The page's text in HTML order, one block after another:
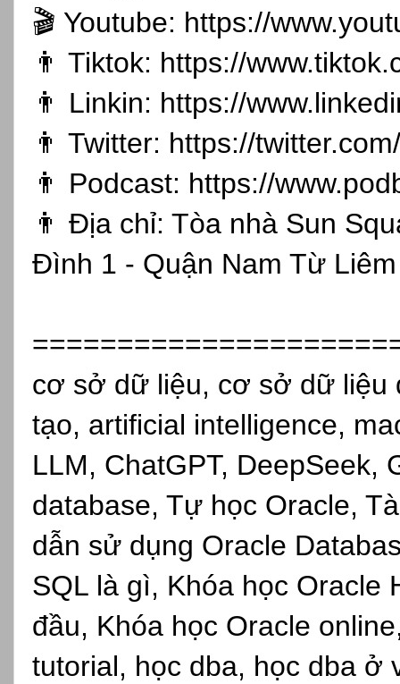
🎬 Youtube: https://
👨 Tiktok: https://
👨 Linkin: https://
👨 Twitter: https://
👨 Podcast: https://
👨 Địa chỉ: Tòa nhà Sun
Đình 1 - Quận Nam Từ Liêm
cơ sở dữ liệu, cơ sở dữ liệu
tạo, artificial intelligence,
LLM, ChatGPT, DeepSeek,
database, Tự học Oracle,
dẫn sử dụng Oracle
SQL là gì, Khóa học Oracle
đầu, Khóa học Oracle
tutorial, học dba, học dba ở